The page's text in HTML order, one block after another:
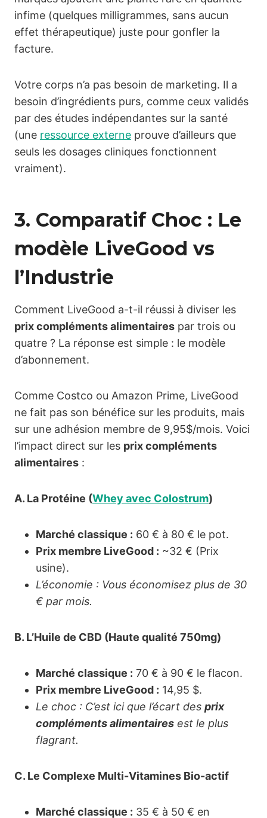
infime (quelques milligrammes, sans aucun
effet thérapeutique) juste pour gonfler la
facture.
Votre corps n’a pas besoin de marketing. Il a
besoin d’ingrédients purs, comme ceux validés
par des études indépendantes sur la santé
(une ressource externe prouve d’ailleurs que
seuls les dosages cliniques fonctionnent
vraiment).
3. Comparatif Choc : Le
modèle LiveGood vs
l’Industrie
Comment LiveGood a-t-il réussi à diviser les
prix compléments alimentaires par trois ou
quatre ? La réponse est simple : le modèle
d’abonnement.
Comme Costco ou Amazon Prime, LiveGood
ne fait pas son bénéfice sur les produits, mais
sur une adhésion membre de 9,95$/mois. Voici
l’impact direct sur les prix compléments
alimentaires :
A. La Protéine (Whey avec Colostrum)
Marché classique : 60 € à 80 € le pot.
Prix membre LiveGood : ~32 € (Prix
usine).
L’économie : Vous économisez plus de 30
€ par mois.
B. L’Huile de CBD (Haute qualité 750mg)
Marché classique : 70 € à 90 € le flacon.
Prix membre LiveGood : 14,95 $.
Le choc : C’est ici que l’écart des prix
compléments alimentaires est le plus
flagrant.
C. Le Complexe Multi-Vitamines Bio-actif
Marché classique : 35 € à 50 € en